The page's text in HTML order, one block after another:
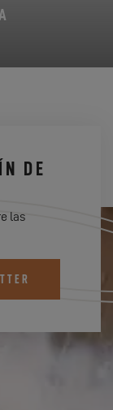
DE
las